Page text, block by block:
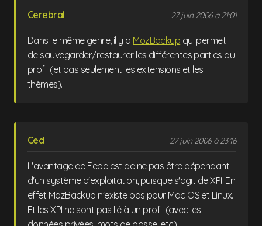
Cerebral 27 juin 2006 à 21:01
Dans le même genre, il y a MozBackup qui permet
de sauvegarder/restaurer les différentes parties du
profil (et pas seulement les extensions et les
thèmes).
Ced 27 juin 2006 à 23:16
L'avantage de Febe est de ne pas être dépendant
d'un système d'exploitation, puisque s'agit de XPI. En
effet MozBackup n'existe pas pour Mac OS et Linux.
Et les XPI ne sont pas lié à un profil (avec les